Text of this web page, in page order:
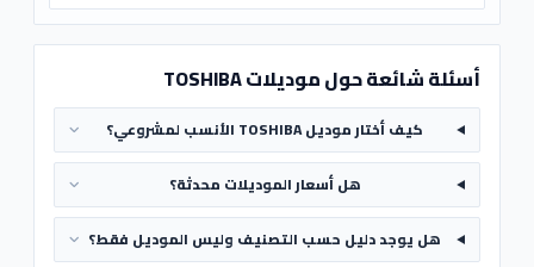
أسئلة شائعة حول موديلات TOSHIBA
كيف أختار موديل TOSHIBA الأنسب لمشروعي؟
هل أسعار الموديلات محدثة؟
هل يوجد دليل حسب التصنيف وليس الموديل فقط؟